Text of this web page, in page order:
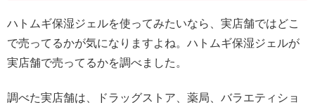
ハトムギ保湿ジェルを使ってみたいなら、実店舗ではどこ
で売ってるかが気になりますよね。ハトムギ保湿ジェルが
実店舗で売ってるかを調べました。
調べた実店舗は、ドラッグストア、薬局、バラエティショ